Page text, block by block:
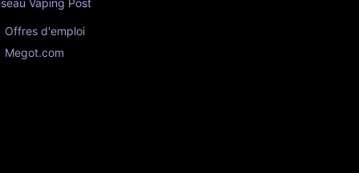
Vaping Post
Offres d'emploi
Megot.com